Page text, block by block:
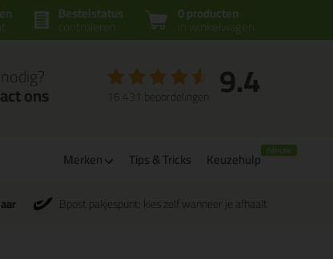
0 producten
in winkelwagen
Bestelstatus
controleren
ons 9.4
16.431 beoordelingen
Merken Tips & Tricks Keuzehulp
Bpost pakjespunt: kies zelf wanneer je afhaalt